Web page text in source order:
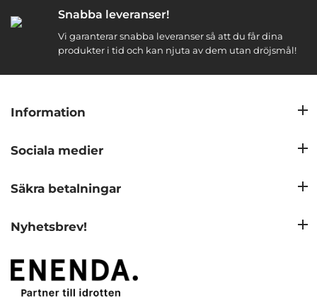
Snabba leveranser!
Vi garanterar snabba leveranser så att du får dina
produkter i tid och kan njuta av dem utan dröjsmål!
Information
Sociala medier
Säkra betalningar
Nyhetsbrev!